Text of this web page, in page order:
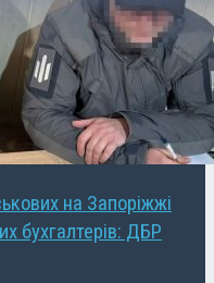
на Запоріжжі
бухгалтерів: ДБР